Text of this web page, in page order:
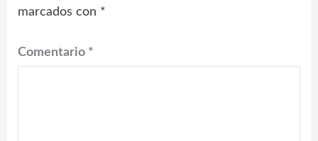
marcados con *
Comentario *